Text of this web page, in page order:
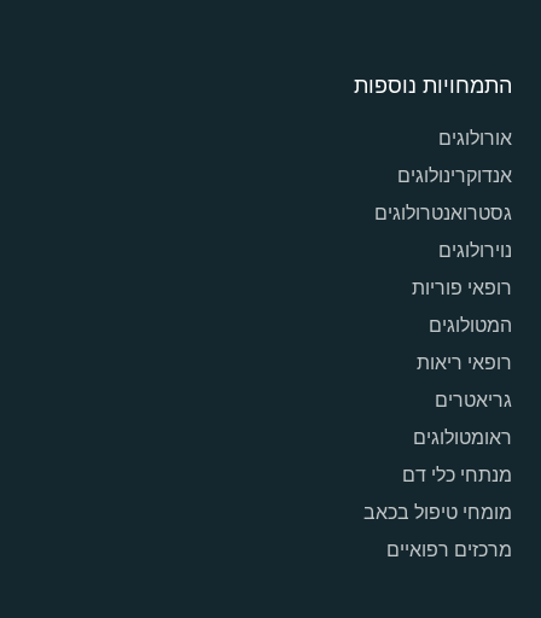
התמחויות נוספות
אורולוגים
אנדוקרינולוגים
גסטרואנטרולוגים
נוירולוגים
רופאי פוריות
המטולוגים
רופאי ריאות
גריאטרים
ראומטולוגים
מנתחי כלי דם
מומחי טיפול בכאב
מרכזים רפואיים